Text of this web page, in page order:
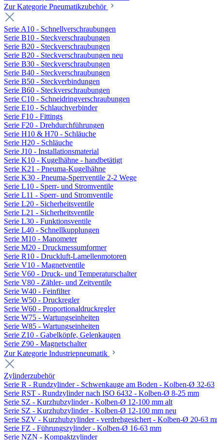
Zur Kategorie Pneumatikzubehör
Serie A10 - Schnellverschraubungen
Serie B10 - Steckverschraubungen
Serie B20 - Steckverschraubungen
Serie B20 - Steckverschraubungen neu
Serie B30 - Steckverschraubungen
Serie B40 - Steckverschraubungen
Serie B50 - Steckverbindungen
Serie B60 - Steckverschraubungen
Serie C10 - Schneidringverschraubungen
Serie E10 - Schlauchverbinder
Serie F10 - Fittings
Serie F20 - Drehdurchführungen
Serie H10 & H70 - Schläuche
Serie H20 - Schläuche
Serie J10 - Installationsmaterial
Serie K10 - Kugelhähne - handbetätigt
Serie K21 - Pneuma-Kugelhähne
Serie K30 - Pneuma-Sperrventile 2-2 Wege
Serie L10 - Sperr- und Stromventile
Serie L11 - Sperr- und Stromventile
Serie L20 - Sicherheitsventile
Serie L21 - Sicherheitsventile
Serie L30 - Funktionsventile
Serie L40 - Schnellkupplungen
Serie M10 - Manometer
Serie M20 - Druckmessumformer
Serie R10 - Druckluft-Lamellenmotoren
Serie V10 - Magnetventile
Serie V60 - Druck- und Temperaturschalter
Serie V80 - Zähler- und Zeitventile
Serie W40 - Feinfilter
Serie W50 - Druckregler
Serie W60 - Proportionaldruckregler
Serie W75 - Wartungseinheiten
Serie W85 - Wartungseinheiten
Serie Z10 - Gabelköpfe, Gelenkaugen
Serie Z90 - Magnetschalter
Zur Kategorie Industriepneumatik
Zylinderzubehör
Serie R - Rundzylinder - Schwenkauge am Boden - Kolben-Ø 32-63
Serie RST - Rundzylinder nach ISO 6432 - Kolben-Ø 8-25 mm
Serie SZ - Kurzhubzylinder - Kolben-Ø 12-100 mm alt
Serie SZ - Kurzhubzylinder - Kolben-Ø 12-100 mm neu
Serie SZV - Kurzhubzylinder - verdrehgesichert - Kolben-Ø 20-63
Serie FZ - Führungszylinder - Kolben-Ø 16-63 mm
Serie NZN - Kompaktzylinder